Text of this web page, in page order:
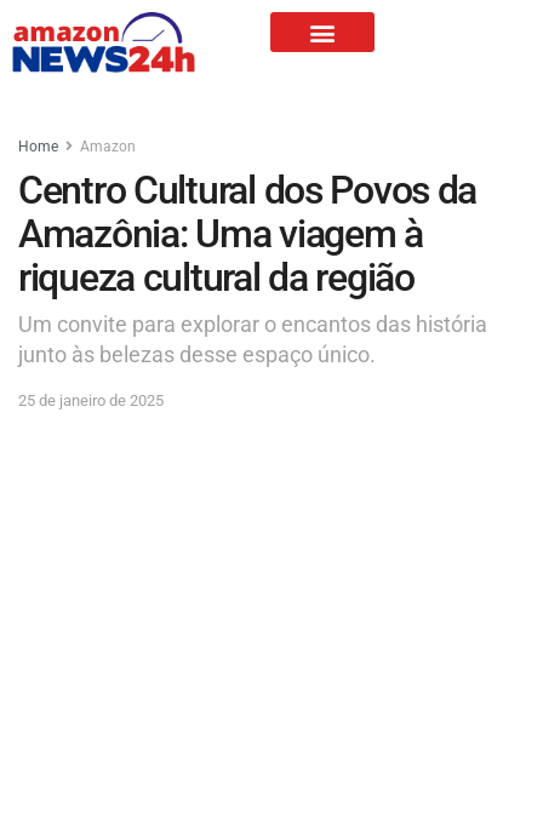
Home Amazon
Centro Cultural dos Povos da
Amazônia: Uma viagem à
riqueza cultural da região
Um convite para explorar o encantos das história
junto às belezas desse espaço único.
25 de janeiro de 2025